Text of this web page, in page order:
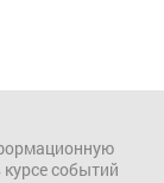
событий